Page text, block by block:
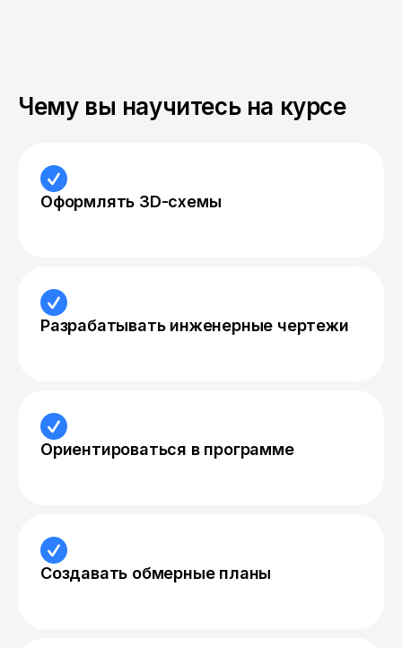
Чему вы научитесь на курсе
Оформлять 3D-схемы
Разрабатывать инженерные чертежи
Ориентироваться в программе
Создавать обмерные планы